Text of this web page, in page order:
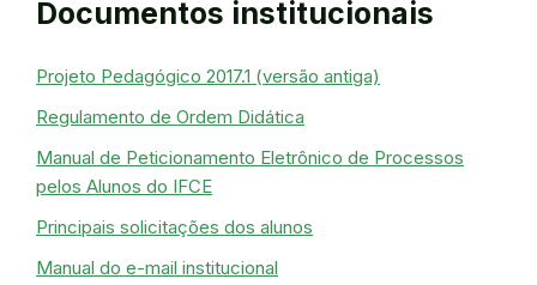
Documentos institucionais
Projeto Pedagógico 2017.1 (versão antiga)
Regulamento de Ordem Didática
Manual de Peticionamento Eletrônico de Processos
pelos Alunos do IFCE
Principais solicitações dos alunos
Manual do e-mail institucional